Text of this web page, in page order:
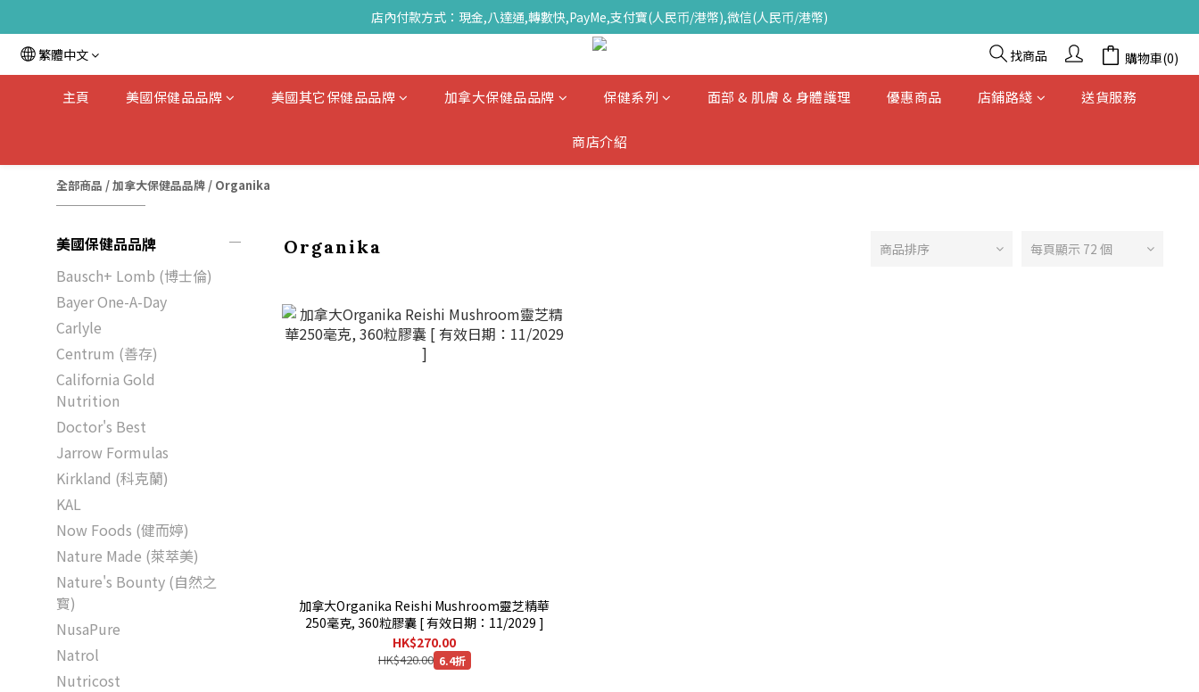
店內付款方式：現金,八達通,轉數快,PayMe,支付寶(人民币/港幣),微信(人民币/港幣)
繁體中文 找商品 購物車(0)
主頁 美國保健品品牌 美國其它保健品品牌 加拿大保健品品牌 保健系列 面部 & 肌膚 & 身體護理 優惠商品 店鋪路綫 送貨服務
商店介紹
全部商品 /加拿大保健品品牌 / Organika
美國保健品品牌
Bausch+ Lomb (博士倫)
Bayer One-A-Day
Carlyle
Centrum (善存)
California Gold
Nutrition
Doctor's Best
Jarrow Formulas
Kirkland (科克蘭)
KAL
Now Foods (健而婷)
Nature Made (萊萃美)
Nature's Bounty (自然之
寳)
NusaPure
Natrol
Nutricost
Organika 商品排序 每頁顯示 72 個
加拿大Organika Reishi Mushroom靈芝精華
250毫克, 360粒膠囊 [ 有效日期：11/2029 ]
HK$270.00
HK$420.00 6.4折